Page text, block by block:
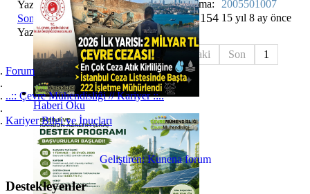
Haberi Oku
Yazan:2005501007
Son ileti15 yıl 8 ay önce
Yazan:2005501007
Bakılma:
2154
2005501007
15 yıl 8 ay önce
Başlangıç Önceki 1 Sonraki Son
1
Forum
..:: Çevre Mühendisliği // Kariyer ::..
Kariyer Bilgi ve İpuçları
Geliştiren: Kunena forum
Destekleyenler